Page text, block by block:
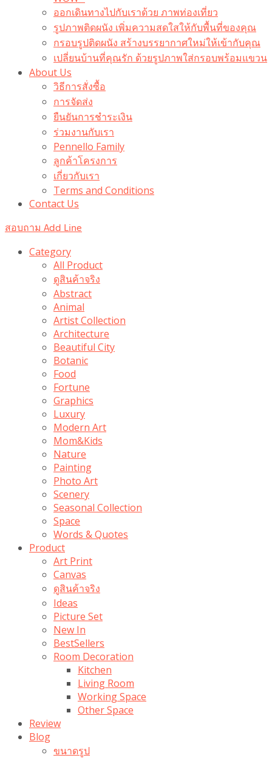
ออกเดินทางไปกับเราด้วย ภาพท่องเที่ยว
รูปภาพติดผนัง เพิ่มความสดใสให้กับพื้นที่ของคุณ
กรอบรูปติดผนัง สร้างบรรยากาศใหม่ให้เข้ากับคุณ
เปลี่ยนบ้านที่คุณรัก ด้วยรูปภาพใส่กรอบพร้อมแขวน​
About Us
วิธีการสั่งซื้อ
การจัดส่ง
ยืนยันการชำระเงิน
ร่วมงานกับเรา
Pennello Family
ลูกค้าโครงการ
เกี่ยวกับเรา
Terms and Conditions
Contact Us
สอบถาม Add Line
Category
All Product
ดูสินค้าจริง
Abstract
Animal
Artist Collection
Architecture
Beautiful City
Botanic
Food
Fortune
Graphics
Luxury
Modern Art
Mom&Kids
Nature
Painting
Photo Art
Scenery
Seasonal Collection
Space
Words & Quotes
Product
Art Print
Canvas
ดูสินค้าจริง
Ideas
Picture Set
New In
BestSellers
Room Decoration
Kitchen
Living Room
Working Space
Other Space
Review
Blog
ขนาดรูป